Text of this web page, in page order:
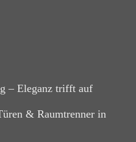
– Eleganz trifft auf
& Raumtrenner in